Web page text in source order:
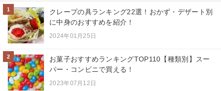
1
クレープの具ランキング22選！おかず・デザート別
に中身のおすすめを紹介！
2024年01月25日
2
お菓子おすすめランキングTOP110【種類別】スー
パー・コンビニで買える！
2023年07月12日